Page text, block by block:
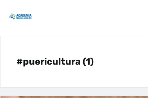
#puericultura (1)